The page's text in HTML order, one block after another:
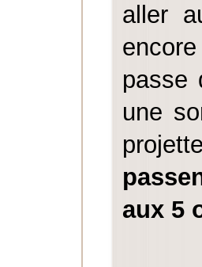
aller
passe
une
aux 5